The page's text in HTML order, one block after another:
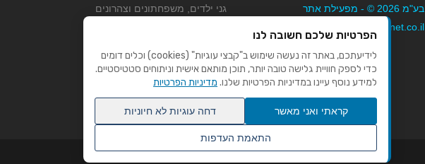
בע"מ 2026 © - מפעילת אתר
Mybiznet.co.il
גני ילדים, משפחתונים וצהרונים
הפרטיות שלכם חשובה לנו
לידיעתכם, באתר זה נעשה שימוש ב"קבצי עוגיות" (cookies) וכלים דומים
כדי לספק חוויית גלישה טובה יותר, תוכן מותאם אישית וניתוחים סטטיסטיים.
למידע נוסף עיינו במדיניות הפרטיות שלנו. מדיניות הפרטיות
קראתי ואני מאשר דחה עוגיות לא חיוניות
התאמת העדפות